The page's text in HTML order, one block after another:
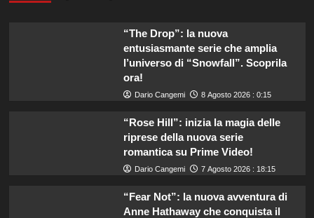
“The Drop”: la nuova
entusiasmante serie che amplia
l’universo di “Snowfall”. Scoprila
ora!
Dario Cangemi 8 Agosto 2026 : 0:15
“Rose Hill”: inizia la magia delle
riprese della nuova serie
romantica su Prime Video!
Dario Cangemi 7 Agosto 2026 : 18:15
“Fear Not”: la nuova avventura di
Anne Hathaway che conquista il